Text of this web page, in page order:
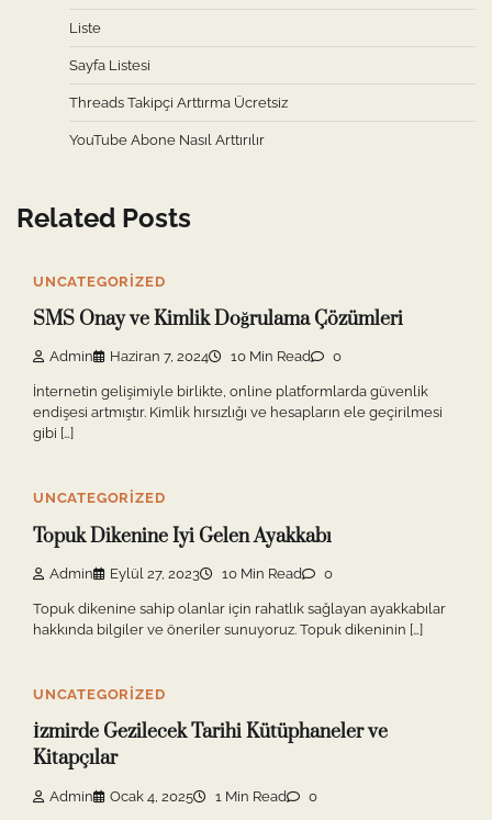
Liste
Sayfa Listesi
Threads Takipçi Arttırma Ücretsiz
YouTube Abone Nasıl Arttırılır
Related Posts
UNCATEGORIZED
SMS Onay ve Kimlik Doğrulama Çözümleri
Admin Haziran 7, 2024 10 Min Read 0
İnternetin gelişimiyle birlikte, online platformlarda güvenlik
endişesi artmıştır. Kimlik hırsızlığı ve hesapların ele geçirilmesi
gibi […]
UNCATEGORIZED
Topuk Dikenine Iyi Gelen Ayakkabı
Admin Eylül 27, 2023 10 Min Read 0
Topuk dikenine sahip olanlar için rahatlık sağlayan ayakkabılar
hakkında bilgiler ve öneriler sunuyoruz. Topuk dikeninin […]
UNCATEGORIZED
İzmirde Gezilecek Tarihi Kütüphaneler ve
Kitapçılar
Admin Ocak 4, 2025 1 Min Read 0